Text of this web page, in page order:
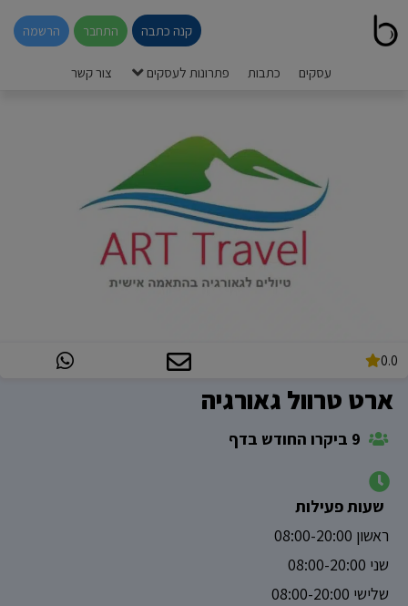
קנה כתבה התחבר הרשמה
עסקים כתבות פתרונות לעסקים צור קשר
0.0
ארט טרוול גאורגיה
שעות פעילות
ראשון 08:00-20:00
שני 08:00-20:00
שלישי 08:00-20:00